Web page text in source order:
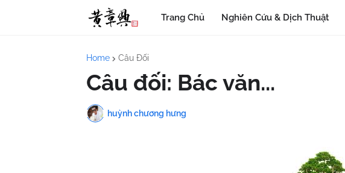
Trang Chủ Nghiên Cứu & Dịch Thuật
Home Câu Đối
Câu đối: Bác văn...
huỳnh chương hưng